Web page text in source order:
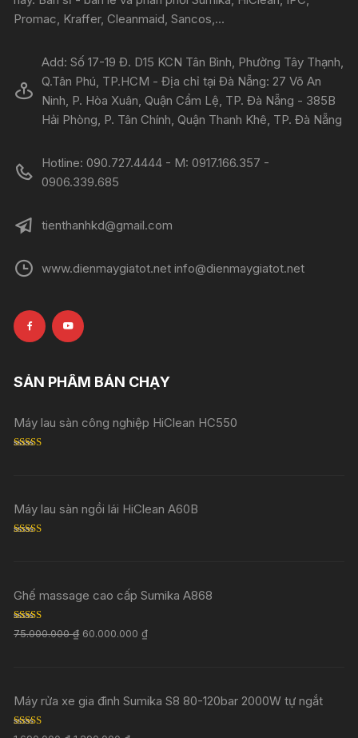
Promac, Kraffer, Cleanmaid, Sancos,...
Add: Số 17-19 Đ. D15 KCN Tân Bình, Phường Tây Thạnh,
Q.Tân Phú, TP.HCM - Địa chỉ tại Đà Nẵng: 27 Võ An
Ninh, P. Hòa Xuân, Quận Cẩm Lệ, TP. Đà Nẵng - 385B
Hải Phòng, P. Tân Chính, Quận Thanh Khê, TP. Đà Nẵng
Hotline: 090.727.4444 - M: 0917.166.357 -
0906.339.685
tienthanhkd@gmail.com
www.dienmaygiatot.net info@dienmaygiatot.net
SẢN PHẨM BÁN CHẠY
Máy lau sàn công nghiệp HiClean HC550
Máy lau sàn ngồi lái HiClean A60B
Ghế massage cao cấp Sumika A868
Rated5.00
out of 5
75.000.000₫ 60.000.000₫
Máy rửa xe gia đình Sumika S8 80-120bar 2000W tự ngắt
Rated 5.00